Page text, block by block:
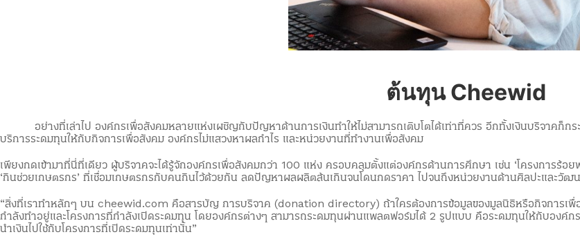
ต้นทุน Cheewid
อย่างที่เล่าไป องค์กรเพื่อสังคมหลายแห่งเผชิญกับปัญหาด้านการเงินทำให้ไม่สามารถเติบโตได้เท่าที่ควร อีกทั้งเงินบริจาคก็กร
บริการระดมทุนให้กับกิจการเพื่อสังคม องค์กรไม่แสวงหาผลกำไร และหน่วยงานที่ทำงานเพื่อสังคม
เพียงกดเข้ามาที่นี่ที่เดียว ผู้บริจาคจะได้รู้จักองค์กรเพื่อสังคมกว่า 100 แห่ง ครอบคลุมตั้งแต่องค์กรด้านการศึกษา เช่น ‘โครงการร้
‘กินช่วยเกษตรกร’ ที่เชื่อมเกษตรกรกับคนกินไว้ด้วยกัน ลดปัญหาผลผลิตล้นเกินจนโดนกดราคา ไปจนถึงหน่วยงานด้านศิลปะและวั
“สิ่งที่เราทำหลักๆ บน cheewid.com คือสารบัญ การบริจาค (donation directory) ถ้าใครต้องการข้อมูลของมูลนิธิหรือกิจการเพื่
กำลังทำอยู่และโครงการที่กำลังเปิดระดมทุน โดยองค์กรต่างๆ สามารถระดมทุนผ่านแพลตฟอร์มได้ 2 รูปแบบ คือระดมทุนให้กับองค์ก
นำเงินไปใช้กับโครงการที่เปิดระดมทุนเท่านั้น”